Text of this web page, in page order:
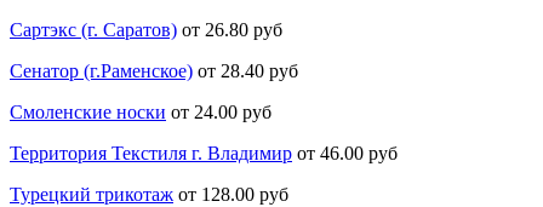
Сартэкс (г. Саратов) от 26.80 руб
Сенатор (г.Раменское) от 28.40 руб
Смоленские носки от 24.00 руб
Территория Текстиля г. Владимир от 46.00 руб
Турецкий трикотаж от 128.00 руб